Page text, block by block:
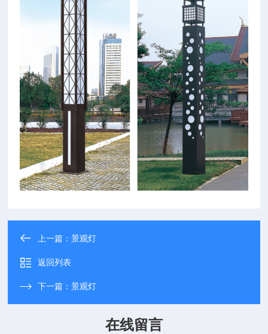
上一篇：景观灯
返回列表
下一篇：景观灯
在线留言